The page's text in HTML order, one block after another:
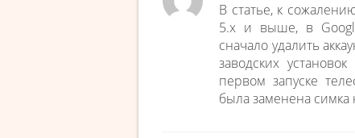
В статье, к
5.х и выше, в
сначало удалить
заводских
первом запуске
была заменена симка